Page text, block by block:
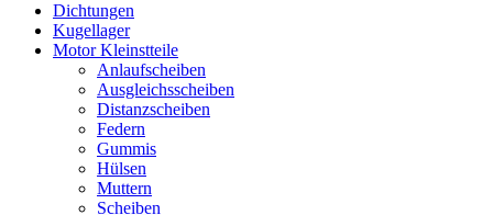
Dichtungen
Kugellager
Motor Kleinstteile
Anlaufscheiben
Ausgleichsscheiben
Distanzscheiben
Federn
Gummis
Hülsen
Muttern
Scheiben